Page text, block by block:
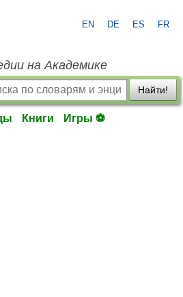
EN DE ES FR
на Академике
Найти!
Книги Игры ⚽